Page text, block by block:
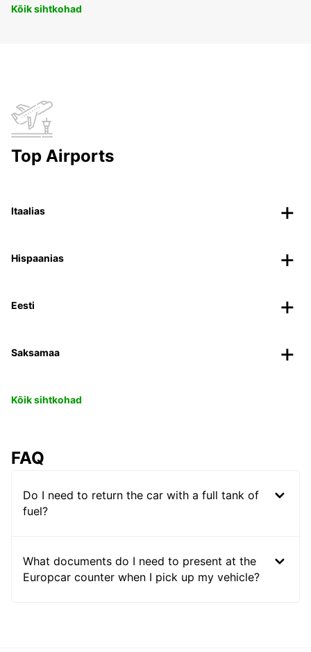
Kõik sihtkohad
Top Airports
Itaalias
Hispaanias
Eesti
Saksamaa
Kõik sihtkohad
FAQ
Do I need to return the car with a full tank of
fuel?
What documents do I need to present at the
Europcar counter when I pick up my vehicle?